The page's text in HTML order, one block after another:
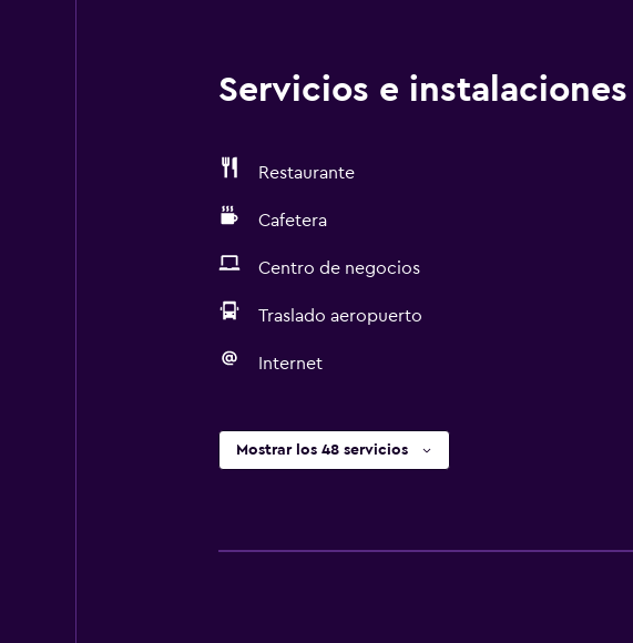
Servicios e instalaciones
Restaurante
Cafetera
Centro de negocios
Traslado aeropuerto
Internet
Mostrar los 48 servicios